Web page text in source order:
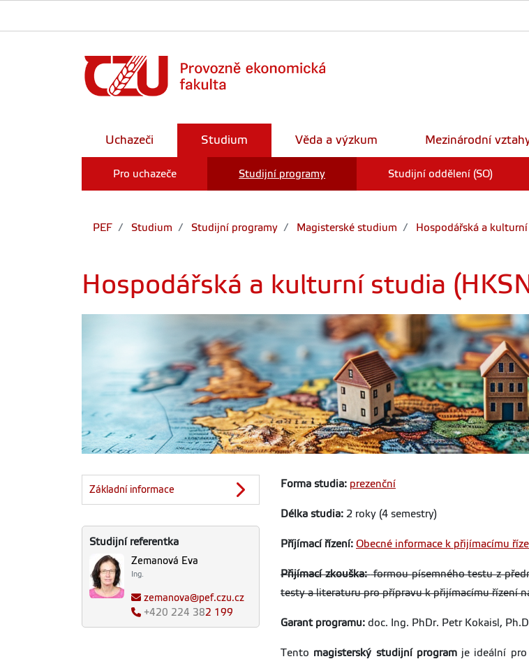
Uchazeči Studium
Pro uchazeče Studijní programy Studijní oddělení (SO)
Věda a výzkum Mezinárodní
PEF Studium Studijní programy Magisterské studium Hospodářská a
Hospodářská a kulturní studia
Základní informace
Studijní referentka
Zemanová Eva
Ing.
zemanova@pef.czu.cz
+420 224 382 199
Forma studia: prezenční
Délka studia: 2 roky (4 semestry)
Příjímací řízení: Obecné informace k přijímacímu
Přijímací zkouška:formou písemného testu z
testy a literaturu pro přípravu k přijímacímu řízení
Garant programu: doc. Ing. PhDr. Petr Kokaisl,
Tento magisterský studijní programje ideální pro